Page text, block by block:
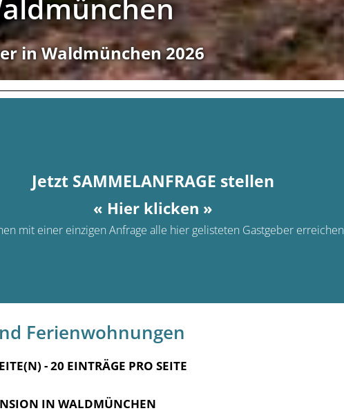
in Waldmünchen 2026
Jetzt SAMMELANFRAGE stellen
« Hier klicken »
mit einer einzigen Anfrage alle hier gelisteten Gastgeber erreichen
Ferienwohnungen
- 20 EINTRÄGE PRO SEITE
IN WALDMÜNCHEN